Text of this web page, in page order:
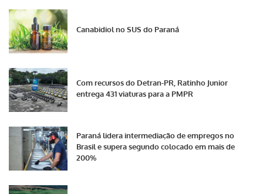
Canabidiol no SUS do Paraná
Com recursos do Detran-PR, Ratinho Junior
entrega 431 viaturas para a PMPR
Paraná lidera intermediação de empregos no
Brasil e supera segundo colocado em mais de
200%